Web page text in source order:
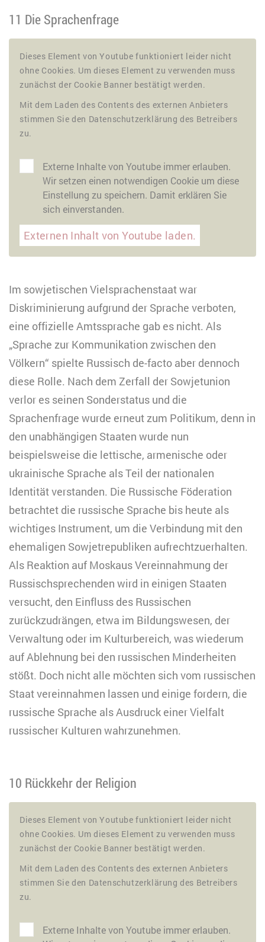
11 Die Sprachenfrage
Dieses Element von Youtube funktioniert leider nicht
ohne Cookies. Um dieses Element zu verwenden muss
zunächst der Cookie Banner bestätigt werden.
Mit dem Laden des Contents des externen Anbieters
stimmen Sie den Datenschutzerklärung des Betreibers
zu.
Externe Inhalte von Youtube immer erlauben.
Wir setzen einen notwendigen Cookie um diese
Einstellung zu speichern. Damit erklären Sie
sich einverstanden.
Externen Inhalt von Youtube laden.
Im sowjetischen Vielsprachenstaat war
Diskriminierung aufgrund der Sprache verboten,
eine offizielle Amtssprache gab es nicht. Als
„Sprache zur Kommunikation zwischen den
Völkern“ spielte Russisch de-facto aber dennoch
diese Rolle. Nach dem Zerfall der Sowjetunion
verlor es seinen Sonderstatus und die
Sprachenfrage wurde erneut zum Politikum, denn in
den unabhängigen Staaten wurde nun
beispielsweise die lettische, armenische oder
ukrainische Sprache als Teil der nationalen
Identität verstanden. Die Russische Föderation
betrachtet die russische Sprache bis heute als
wichtiges Instrument, um die Verbindung mit den
ehemaligen Sowjetrepubliken aufrechtzuerhalten.
Als Reaktion auf Moskaus Vereinnahmung der
Russischsprechenden wird in einigen Staaten
versucht, den Einfluss des Russischen
zurückzudrängen, etwa im Bildungswesen, der
Verwaltung oder im Kulturbereich, was wiederum
auf Ablehnung bei den russischen Minderheiten
stößt. Doch nicht alle möchten sich vom russischen
Staat vereinnahmen lassen und einige fordern, die
russische Sprache als Ausdruck einer Vielfalt
russischer Kulturen wahrzunehmen.
10 Rückkehr der Religion
Dieses Element von Youtube funktioniert leider nicht
ohne Cookies. Um dieses Element zu verwenden muss
zunächst der Cookie Banner bestätigt werden.
Mit dem Laden des Contents des externen Anbieters
stimmen Sie den Datenschutzerklärung des Betreibers
zu.
Externe Inhalte von Youtube immer erlauben.